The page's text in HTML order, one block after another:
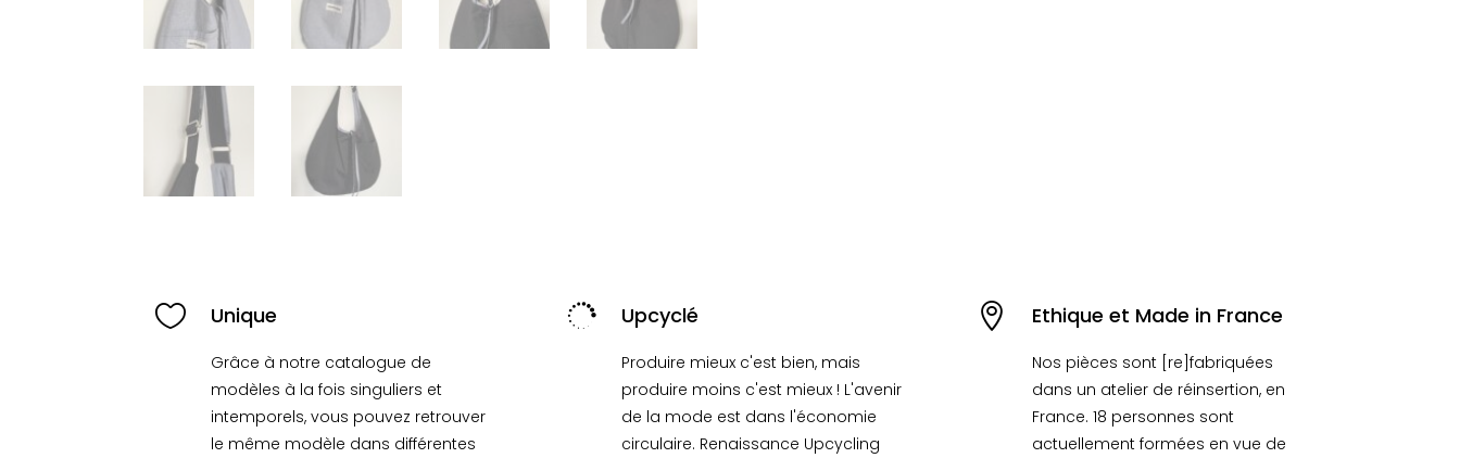
 Unique
Grâce à notre catalogue de
modèles à la fois singuliers et
intemporels, vous pouvez retrouver
le même modèle dans différentes
 Upcyclé
Produire mieux c'est bien, mais
produire moins c'est mieux ! L'avenir
de la mode est dans l'économie
circulaire. Renaissance Upcycling
 Ethique et Made in France
Nos pièces sont [re]fabriquées
dans un atelier de réinsertion, en
France. 18 personnes sont
actuellement formées en vue de